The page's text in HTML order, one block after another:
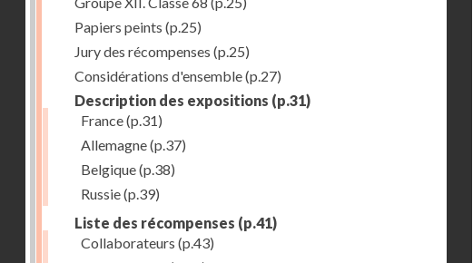
Papiers peints (p.25)
Jury des récompenses (p.25)
Considérations d'ensemble(p.27)
Description des expositions (p.31)
France(p.31)
Allemagne(p.37)
Belgique(p.38)
Russie(p.39)
Liste des récompenses (p.41)
Collaborateurs (p.43)